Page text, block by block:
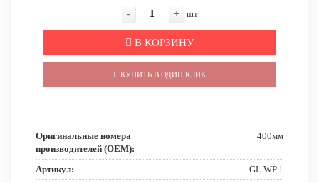
- + шт
В КОРЗИНУ
КУПИТЬ В ОДИН КЛИК
Оригинальные номера
производителей (OEM):
400мм
Артикул:
GL.WP.1